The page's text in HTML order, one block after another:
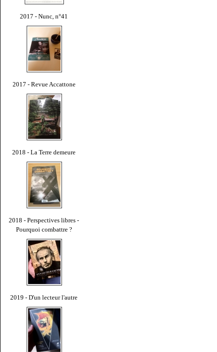
2017 - Nunc, n°41
2017 - Revue Accattone
2018 - La Terre demeure
2018 - Perspectives libres -
Pourquoi combattre ?
2019 - D'un lecteur l'autre